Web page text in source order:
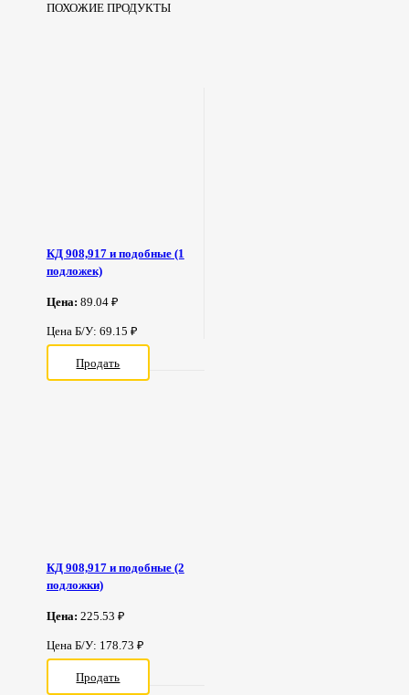
ПОХОЖИЕ ПРОДУКТЫ
КД 908,917 и подобные (1
подложек)
Цена: 89.04 ₽
Цена Б/У: 69.15 ₽
Продать
КД 908,917 и подобные (2
подложки)
Цена: 225.53 ₽
Цена Б/У: 178.73 ₽
Продать